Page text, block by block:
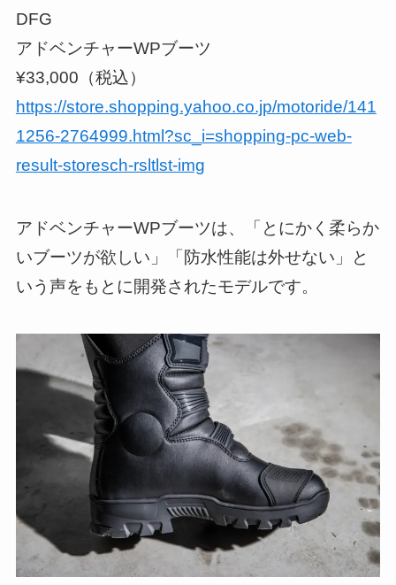
DFG
アドベンチャーWPブーツ
¥33,000（税込）
https://store.shopping.yahoo.co.jp/motoride/141
1256-2764999.html?sc_i=shopping-pc-web-
result-storesch-rsltlst-img
アドベンチャーWPブーツは、「とにかく柔らか
いブーツが欲しい」「防水性能は外せない」と
いう声をもとに開発されたモデルです。